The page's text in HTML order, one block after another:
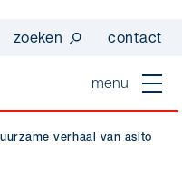
zoeken contact
menu
verhaal van asito